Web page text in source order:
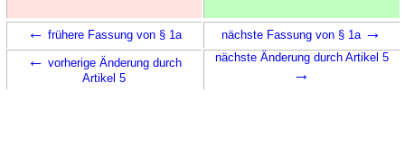
← frühere Fassung von § 1a nächste Fassung von § 1a →
← vorherige Änderung durch
Artikel 5
nächste Änderung durch Artikel 5
→